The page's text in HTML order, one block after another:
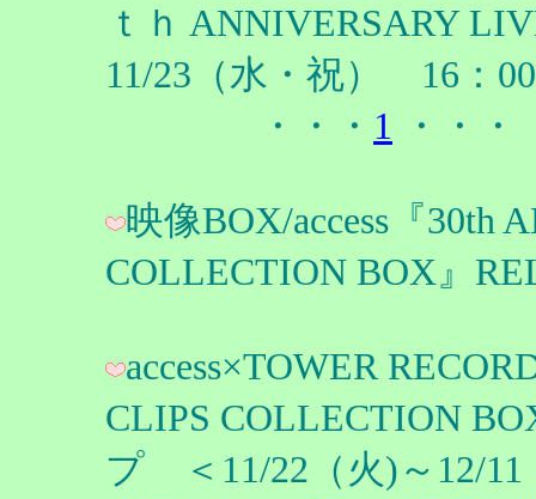
ｔｈ ANNIVERSARY
11/23（水・祝） 16：
・・・ 1 ・・・
映像BOX/access『30th
COLLECTION BOX』
access×TOWER
CLIPS COLLECTION
プ ＜11/22（火)～12/